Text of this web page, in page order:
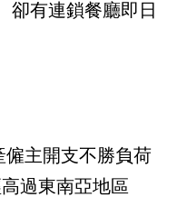
卻有連鎖餐廳即日
僱主開支不勝負荷
過東南亞地區